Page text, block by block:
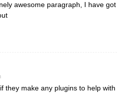
awesome paragraph, I have got
they make any plugins to help with